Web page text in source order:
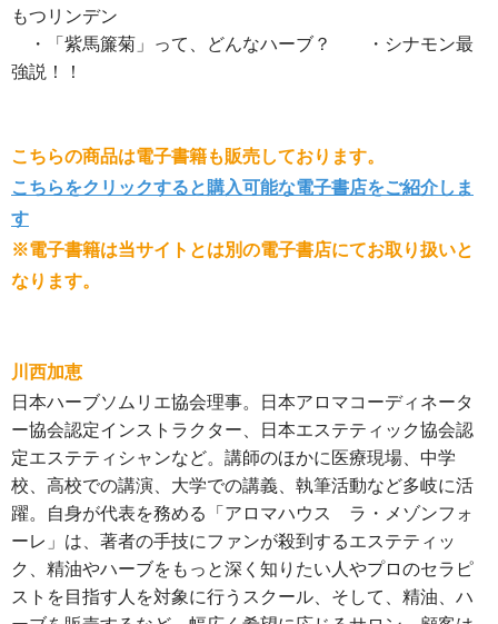
もつリンデン
・「紫馬簾菊」って、どんなハーブ？ ・シナモン最
強説！！
こちらの商品は電子書籍も販売しております。
こちらをクリックすると購入可能な電子書店をご紹介しま
す
※電子書籍は当サイトとは別の電子書店にてお取り扱いと
なります。
川西加恵
日本ハーブソムリエ協会理事。日本アロマコーディネータ
ー協会認定インストラクター、日本エステティック協会認
定エステティシャンなど。講師のほかに医療現場、中学
校、高校での講演、大学での講義、執筆活動など多岐に活
躍。自身が代表を務める「アロマハウス ラ・メゾンフォ
ーレ」は、著者の手技にファンが殺到するエステティッ
ク、精油やハーブをもっと深く知りたい人やプロのセラピ
ストを目指す人を対象に行うスクール、そして、精油、ハ